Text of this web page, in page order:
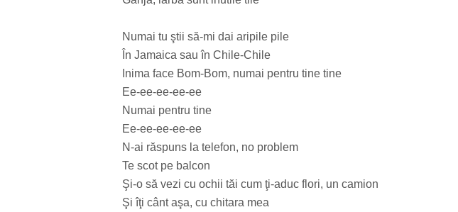
Numai tu ştii să-mi dai aripile pile
În Jamaica sau în Chile-Chile
Inima face Bom-Bom, numai pentru tine tine
Ee-ee-ee-ee-ee
Numai pentru tine
Ee-ee-ee-ee-ee
N-ai răspuns la telefon, no problem
Te scot pe balcon
Şi-o să vezi cu ochii tăi cum ţi-aduc flori, un camion
Şi îţi cânt aşa, cu chitara mea